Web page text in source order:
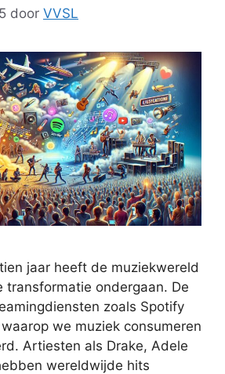
door VVSL
jaar heeft de muziekwereld
transformatie ondergaan. De
zoals Spotify
we muziek consumeren
Artiesten als Drake, Adele
wereldwijde hits